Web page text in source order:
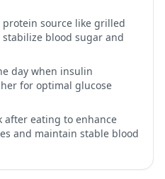
source like grilled
blood sugar and
day when insulin
for optimal glucose
after eating to enhance
and maintain stable blood